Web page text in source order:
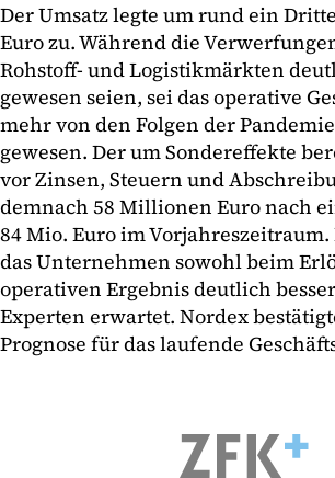
Der Umsatz legte um rund ein
Euro zu. Während die
Rohstoff- und Logistikmärkten
gewesen seien, sei das operative
mehr von den Folgen der
gewesen. Der um Sondereffekte
vor Zinsen, Steuern und
demnach 58 Millionen Euro nach
84 Mio. Euro im
das Unternehmen sowohl beim
operativen Ergebnis deutlich
Experten erwartet. Nordex
Prognose für das laufende